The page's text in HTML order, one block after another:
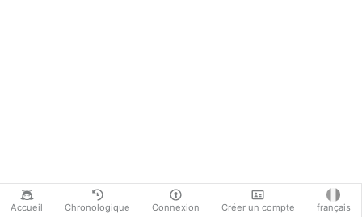
Accueil Chronologique Connexion Créer un compte français